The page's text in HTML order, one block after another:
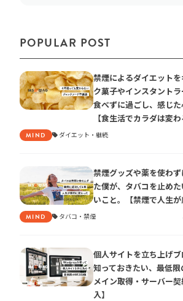
POPULAR POST
禁煙によるダイエット
ク菓子やインスタント
食べずに過ごし、感じた
【食生活でカラダは変わ
MIND ダイエット 継続
禁煙グッズや薬を使わ
た僕が、タバコを止め
いこと。【禁煙で人生が
MIND タバコ 禁煙
個人サイトを立ち上げ
知っておきたい、最低
メイン取得・サーバー
入】